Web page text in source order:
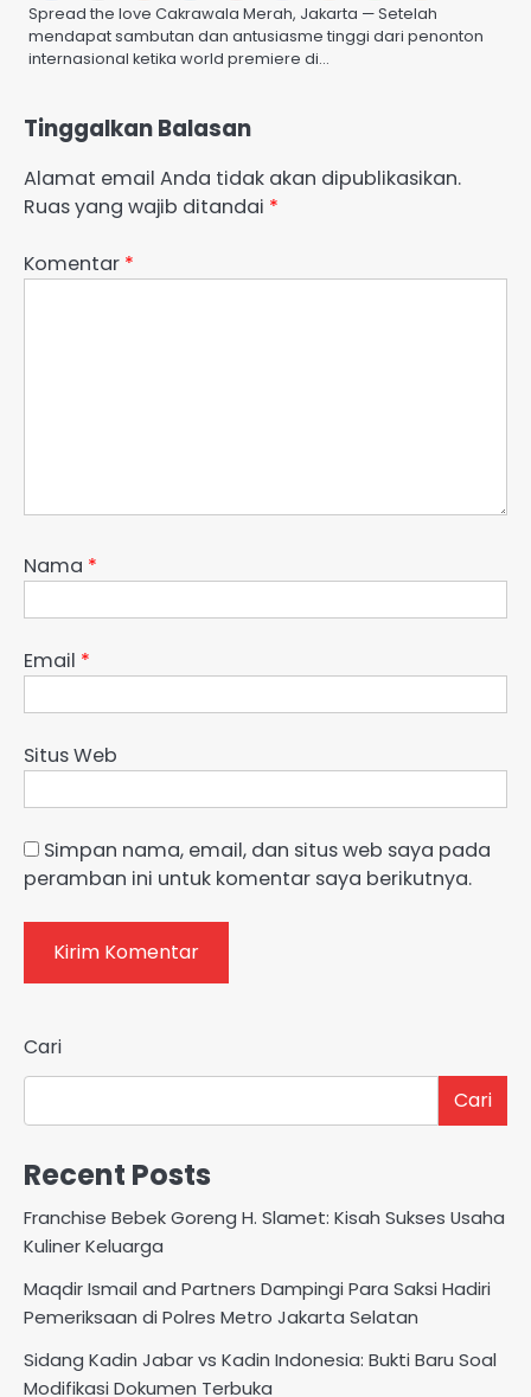
Spread the love Cakrawala Merah, Jakarta — Setelah
mendapat sambutan dan antusiasme tinggi dari penonton
internasional ketika world premiere di…
Tinggalkan Balasan
Alamat email Anda tidak akan dipublikasikan.
Ruas yang wajib ditandai *
Komentar *
Nama *
Email *
Situs Web
Simpan nama, email, dan situs web saya pada
peramban ini untuk komentar saya berikutnya.
Cari
Cari
Recent Posts
Franchise Bebek Goreng H. Slamet: Kisah Sukses Usaha
Kuliner Keluarga
Maqdir Ismail and Partners Dampingi Para Saksi Hadiri
Pemeriksaan di Polres Metro Jakarta Selatan
Sidang Kadin Jabar vs Kadin Indonesia: Bukti Baru Soal
Modifikasi Dokumen Terbuka